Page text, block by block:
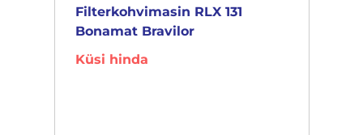
Filterkohvimasin RLX 131
Bonamat Bravilor
Küsi hinda